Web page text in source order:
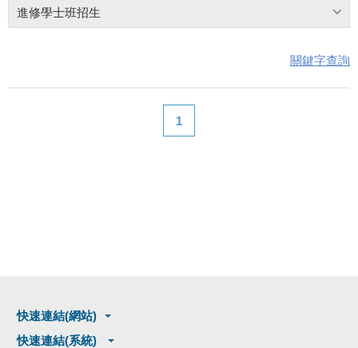
進修學士班招生
關鍵字查詢
1
快速連結(網站)
快速連結(系統)